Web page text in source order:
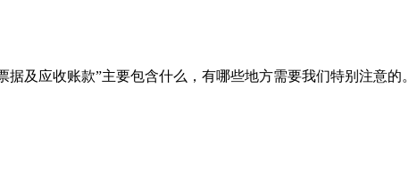
及应收账款”主要包含什么，有哪些地方需要我们特别注意的。